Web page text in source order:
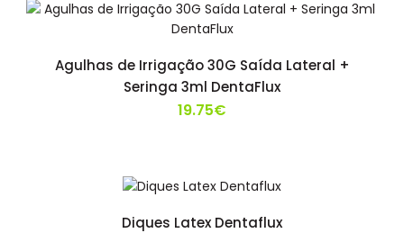
Agulhas de Irrigação 30G Saída Lateral +
Seringa 3ml DentaFlux
19.75€
Diques Latex Dentaflux